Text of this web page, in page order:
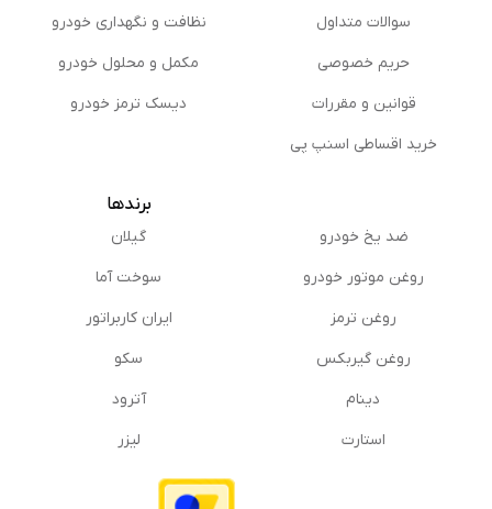
سوالات متداول
حریم خصوصی
قوانین و مقررات
خرید اقساطی اسنپ پی
نظافت و نگهداری خودرو
مكمل و محلول خودرو
دیسک ترمز خودرو
ضد یخ خودرو
روغن موتور خودرو
روغن ترمز
روغن گیربكس
دینام
استارت
برندها
گیلان
سوخت آما
ایران کاربراتور
سکو
آترود
لیزر